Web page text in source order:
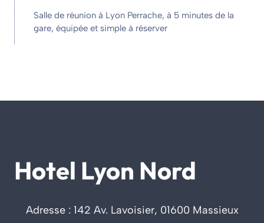
Salle de réunion à Lyon Perrache, à 5 minutes de la
gare, équipée et simple à réserver
Hotel Lyon Nord
Adresse : 142 Av. Lavoisier, 01600 Massieux